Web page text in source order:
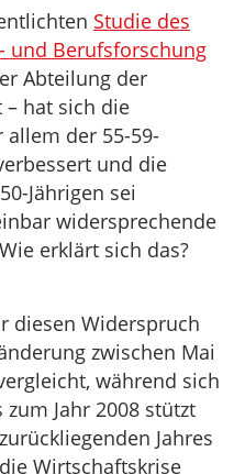
Studie des
und Berufsforschung
Abteilung der
hat sich die
der 55-59-
und die
Jährigen sei
widersprechende
erklärt sich das?
diesen Widerspruch
zwischen Mai
während sich
Jahr 2008 stützt
Jahres
Wirtschaftskrise